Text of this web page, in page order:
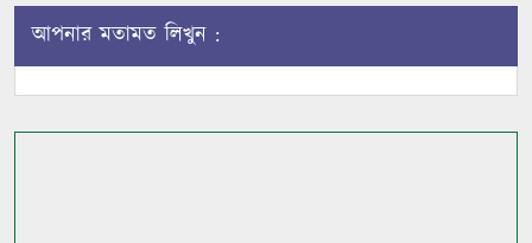
আপনার মতামত লিখুন :